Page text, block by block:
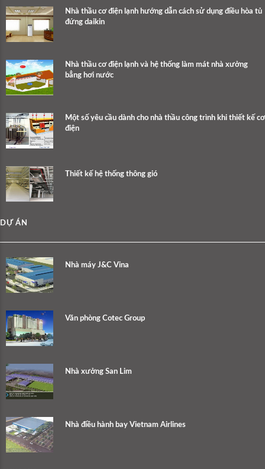
Nhà thầu cơ điện lạnh hướng dẫn cách sử dụng điều hòa tủ
đứng daikin
Nhà thầu cơ điện lạnh và hệ thống làm mát nhà xưởng
bẳng hơi nước
Một số yêu cầu dành cho nhà thầu công trình khi thiết kế cơ
điện
Thiết kế hệ thống thông gió
DỰ ÁN
Nhà máy J&C Vina
Văn phòng Cotec Group
Nhà xưởng San Lim
Nhà điều hành bay Vietnam Airlines